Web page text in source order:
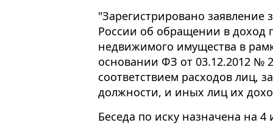
"Зарегистрировано заявление
России об обращении в доход
недвижимого имущества в
основании ФЗ от 03.12.2012 №
соответствием расходов лиц,
должности, и иных лиц их
Беседа по иску назначена на